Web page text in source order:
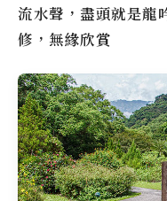
流水聲，盡頭就是龍
修，無緣欣賞